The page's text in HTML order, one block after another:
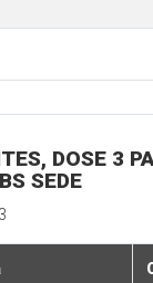
DOSE 3
SEDE